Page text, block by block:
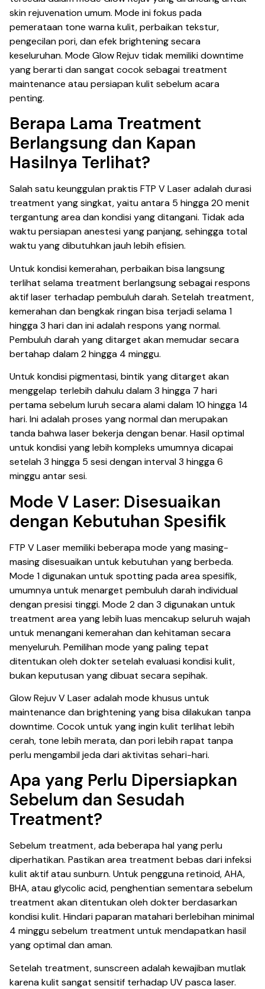
skin rejuvenation umum. Mode ini fokus pada
pemerataan tone warna kulit, perbaikan tekstur,
pengecilan pori, dan efek brightening secara
keseluruhan. Mode Glow Rejuv tidak memiliki downtime
yang berarti dan sangat cocok sebagai treatment
maintenance atau persiapan kulit sebelum acara
penting.
Berapa Lama Treatment
Berlangsung dan Kapan
Hasilnya Terlihat?
Salah satu keunggulan praktis FTP V Laser adalah durasi
treatment yang singkat, yaitu antara 5 hingga 20 menit
tergantung area dan kondisi yang ditangani. Tidak ada
waktu persiapan anestesi yang panjang, sehingga total
waktu yang dibutuhkan jauh lebih efisien.
Untuk kondisi kemerahan, perbaikan bisa langsung
terlihat selama treatment berlangsung sebagai respons
aktif laser terhadap pembuluh darah. Setelah treatment,
kemerahan dan bengkak ringan bisa terjadi selama 1
hingga 3 hari dan ini adalah respons yang normal.
Pembuluh darah yang ditarget akan memudar secara
bertahap dalam 2 hingga 4 minggu.
Untuk kondisi pigmentasi, bintik yang ditarget akan
menggelap terlebih dahulu dalam 3 hingga 7 hari
pertama sebelum luruh secara alami dalam 10 hingga 14
hari. Ini adalah proses yang normal dan merupakan
tanda bahwa laser bekerja dengan benar. Hasil optimal
untuk kondisi yang lebih kompleks umumnya dicapai
setelah 3 hingga 5 sesi dengan interval 3 hingga 6
minggu antar sesi.
Mode V Laser: Disesuaikan
dengan Kebutuhan Spesifik
FTP V Laser memiliki beberapa mode yang masing-
masing disesuaikan untuk kebutuhan yang berbeda.
Mode 1 digunakan untuk spotting pada area spesifik,
umumnya untuk menarget pembuluh darah individual
dengan presisi tinggi. Mode 2 dan 3 digunakan untuk
treatment area yang lebih luas mencakup seluruh wajah
untuk menangani kemerahan dan kehitaman secara
menyeluruh. Pemilihan mode yang paling tepat
ditentukan oleh dokter setelah evaluasi kondisi kulit,
bukan keputusan yang dibuat secara sepihak.
Glow Rejuv V Laser adalah mode khusus untuk
maintenance dan brightening yang bisa dilakukan tanpa
downtime. Cocok untuk yang ingin kulit terlihat lebih
cerah, tone lebih merata, dan pori lebih rapat tanpa
perlu mengambil jeda dari aktivitas sehari-hari.
Apa yang Perlu Dipersiapkan
Sebelum dan Sesudah
Treatment?
Sebelum treatment, ada beberapa hal yang perlu
diperhatikan. Pastikan area treatment bebas dari infeksi
kulit aktif atau sunburn. Untuk pengguna retinoid, AHA,
BHA, atau glycolic acid, penghentian sementara sebelum
treatment akan ditentukan oleh dokter berdasarkan
kondisi kulit. Hindari paparan matahari berlebihan minimal
4 minggu sebelum treatment untuk mendapatkan hasil
yang optimal dan aman.
Setelah treatment, sunscreen adalah kewajiban mutlak
karena kulit sangat sensitif terhadap UV pasca laser.